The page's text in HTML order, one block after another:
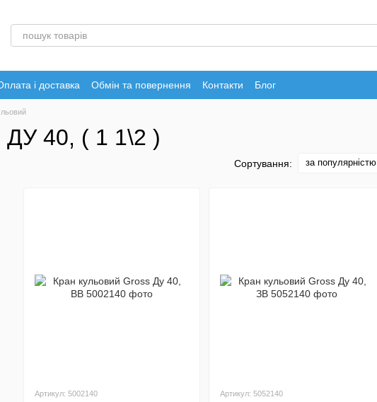
і доставка Обмін та повернення Контакти Блог
ДУ 40, ( 1 1\2 )
Сортування: за популярністю
Артикул: 5002140 Артикул: 5052140